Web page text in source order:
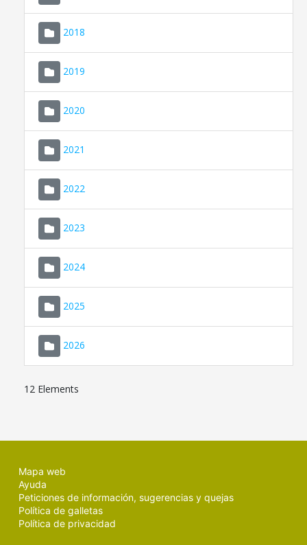
2018
2019
2020
2021
2022
2023
2024
2025
2026
12 Elements
Mapa web
Ayuda
Peticiones de información, sugerencias y quejas
Política de galletas
Política de privacidad